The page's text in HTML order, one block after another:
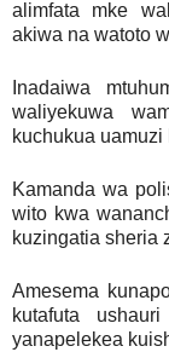
alimfata mke
akiwa na watoto
Inadaiwa
waliyekuwa
kuchukua uamuzi
Kamanda wa
wito kwa
kuzingatia sheria
Amesema
kutafuta
yanapelekea